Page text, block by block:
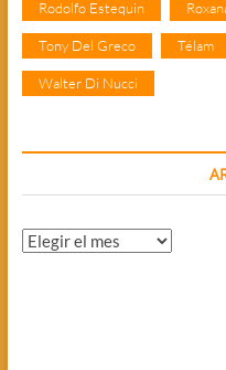
Rodolfo Estequin
Tony Del Greco Télam
Walter Di Nucci
Archivos